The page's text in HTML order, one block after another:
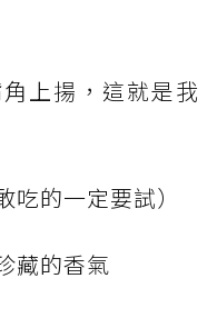
上揚，這就是我
的一定要試）
藏的香氣